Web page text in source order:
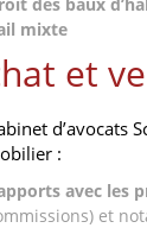
mixte
et
d’avocats
:
avec les
et